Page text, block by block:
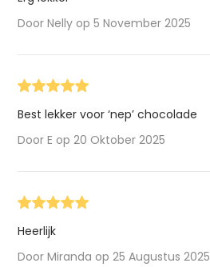
Door Nelly op 5 November 2025
Best lekker voor ‘nep’ chocolade
Door E op 20 Oktober 2025
Heerlijk
Door Miranda op 25 Augustus 2025